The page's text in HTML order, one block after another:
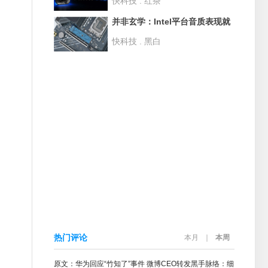
并非玄学：Intel平台音质表现就
快科技 . 黑白
热门评论 本月 本周
原文：华为回应“竹知了”事件 微博CEO转发黑手脉络：细